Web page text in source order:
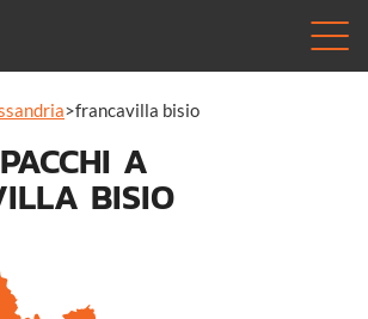
>francavilla bisio
A
BISIO